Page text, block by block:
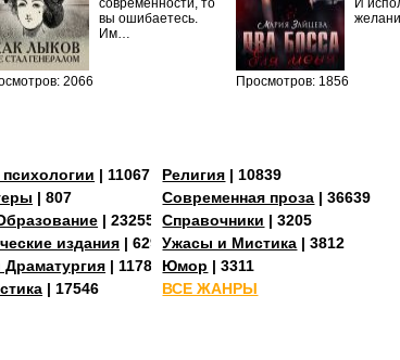
2066
современности, то
вы ошибаетесь.
Им…
Просмотров: 1856
И
| 11067
| 807
| 23255
издания | 629
Драматургия | 11784
| 17546
Религия | 10839
Современная проза | 36639
Справочники | 3205
Ужасы и Мистика | 3812
Юмор | 3311
ВСЕ ЖАНРЫ